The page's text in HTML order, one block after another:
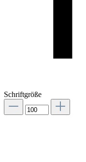
Schriftgröße